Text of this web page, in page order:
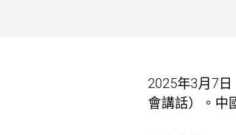
2025年3月7
會講話）。中